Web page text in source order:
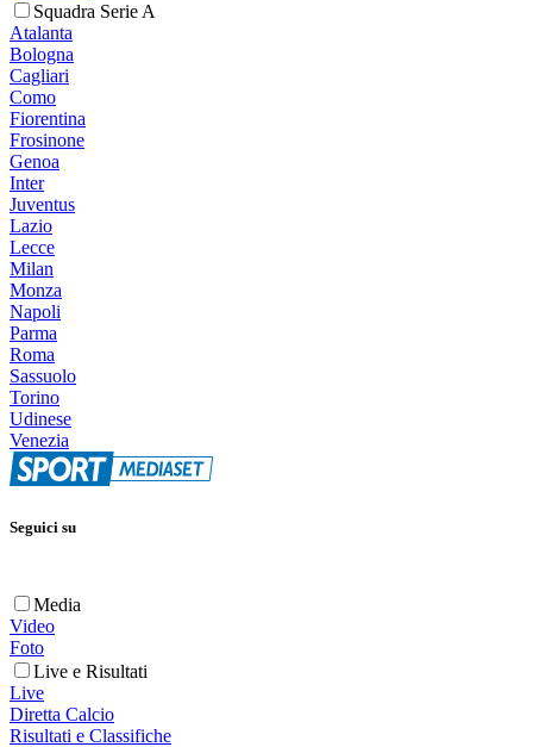
Squadra Serie A
Atalanta
Bologna
Cagliari
Como
Fiorentina
Frosinone
Genoa
Inter
Juventus
Lazio
Lecce
Milan
Monza
Napoli
Parma
Roma
Sassuolo
Torino
Udinese
Venezia
Seguici su
Media
Video
Foto
Live e Risultati
Live
Diretta Calcio
Risultati e Classifiche